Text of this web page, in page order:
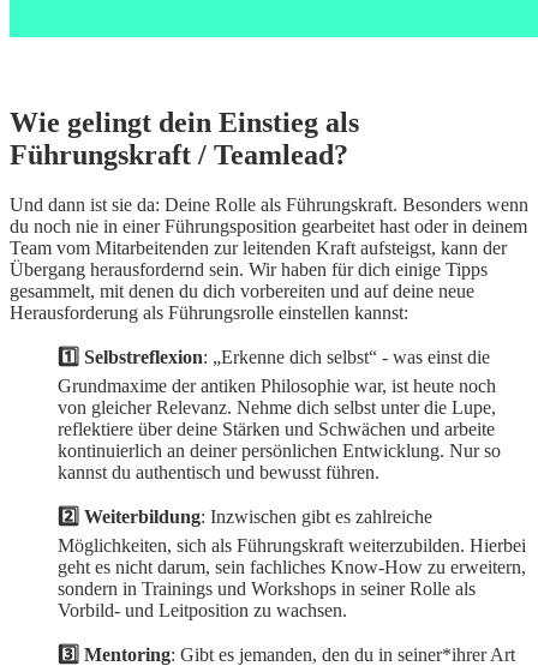
Wie gelingt dein Einstieg als
Führungskraft / Teamlead?
Und dann ist sie da: Deine Rolle als Führungskraft. Besonders wenn
du noch nie in einer Führungsposition gearbeitet hast oder in deinem
Team vom Mitarbeitenden zur leitenden Kraft aufsteigst, kann der
Übergang herausfordernd sein. Wir haben für dich einige Tipps
gesammelt, mit denen du dich vorbereiten und auf deine neue
Herausforderung als Führungsrolle einstellen kannst:
1️⃣ Selbstreflexion: „Erkenne dich selbst“ - was einst die
Grundmaxime der antiken Philosophie war, ist heute noch
von gleicher Relevanz. Nehme dich selbst unter die Lupe,
reflektiere über deine Stärken und Schwächen und arbeite
kontinuierlich an deiner persönlichen Entwicklung. Nur so
kannst du authentisch und bewusst führen.
2️⃣ Weiterbildung: Inzwischen gibt es zahlreiche
Möglichkeiten, sich als Führungskraft weiterzubilden. Hierbei
geht es nicht darum, sein fachliches Know-How zu erweitern,
sondern in Trainings und Workshops in seiner Rolle als
Vorbild- und Leitposition zu wachsen.
3️⃣ Mentoring: Gibt es jemanden, den du in seiner*ihrer Art